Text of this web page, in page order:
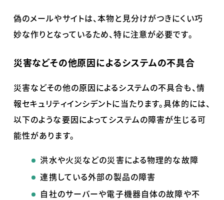
偽のメールやサイトは、本物と見分けがつきにくい巧
妙な作りとなっているため、特に注意が必要です。
災害などその他原因によるシステムの不具合
災害などその他の原因によるシステムの不具合も、情
報セキュリティインシデントに当たります。具体的には、
以下のような要因によってシステムの障害が生じる可
能性があります。
洪水や火災などの災害による物理的な故障
連携している外部の製品の障害
自社のサーバーや電子機器自体の故障や不